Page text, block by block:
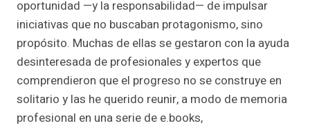
oportunidad —y la responsabilidad— de impulsar
iniciativas que no buscaban protagonismo, sino
propósito. Muchas de ellas se gestaron con la ayuda
desinteresada de profesionales y expertos que
comprendieron que el progreso no se construye en
solitario y las he querido reunir, a modo de memoria
profesional en una serie de e.books,